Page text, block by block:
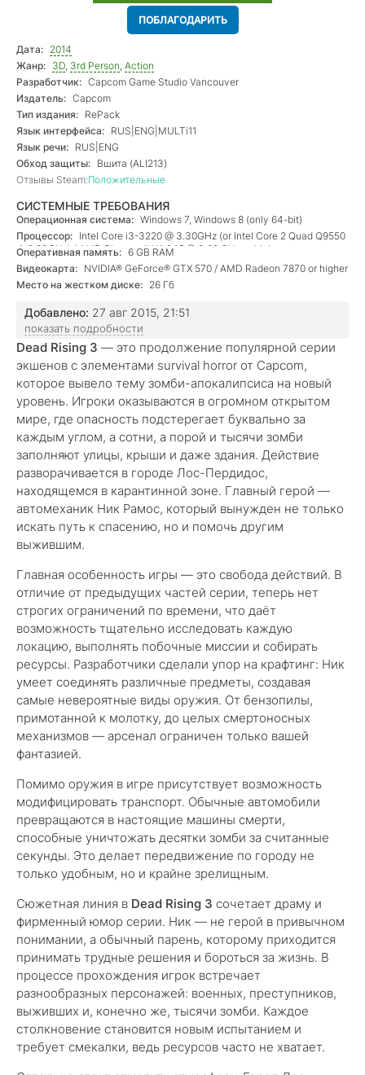
ПОБЛАГОДАРИТЬ
Дата: 2014
Жанр: 3D, 3rd Person, Action
Разработчик: Capcom Game Studio Vancouver
Издатель: Capcom
Тип издания: RePack
Язык интерфейса: RUS|ENG|MULTi11
Язык речи: RUS|ENG
Обход защиты: Вшита (ALI213)
Отзывы Steam:Положительные
СИСТЕМНЫЕ ТРЕБОВАНИЯ
Операционная система: Windows 7, Windows 8 (only 64-bit)
Процессор: Intel Core i3-3220 @ 3.30GHz (or Intel Core 2 Quad Q9550
@ 2.83GHz) / AMD Phenom II X4 945 @ 3.00 GHz or higher
Оперативная память: 6 GB RAM
Видеокарта: NVIDIA® GeForce® GTX 570 / AMD Radeon 7870 or higher
Место на жестком диске: 26 Гб
Добавлено: 27 авг 2015, 21:51
показать подробности
Dead Rising 3 — это продолжение популярной серии
экшенов с элементами survival horror от Capcom,
которое вывело тему зомби-апокалипсиса на новый
уровень. Игроки оказываются в огромном открытом
мире, где опасность подстерегает буквально за
каждым углом, а сотни, а порой и тысячи зомби
заполняют улицы, крыши и даже здания. Действие
разворачивается в городе Лос-Пердидос,
находящемся в карантинной зоне. Главный герой —
автомеханик Ник Рамос, который вынужден не только
искать путь к спасению, но и помочь другим
выжившим.
Главная особенность игры — это свобода действий. В
отличие от предыдущих частей серии, теперь нет
строгих ограничений по времени, что даёт
возможность тщательно исследовать каждую
локацию, выполнять побочные миссии и собирать
ресурсы. Разработчики сделали упор на крафтинг: Ник
умеет соединять различные предметы, создавая
самые невероятные виды оружия. От бензопилы,
примотанной к молотку, до целых смертоносных
механизмов — арсенал ограничен только вашей
фантазией.
Помимо оружия в игре присутствует возможность
модифицировать транспорт. Обычные автомобили
превращаются в настоящие машины смерти,
способные уничтожать десятки зомби за считанные
секунды. Это делает передвижение по городу не
только удобным, но и крайне зрелищным.
Сюжетная линия в Dead Rising 3 сочетает драму и
фирменный юмор серии. Ник — не герой в привычном
понимании, а обычный парень, которому приходится
принимать трудные решения и бороться за жизнь. В
процессе прохождения игрок встречает
разнообразных персонажей: военных, преступников,
выживших и, конечно же, тысячи зомби. Каждое
столкновение становится новым испытанием и
требует смекалки, ведь ресурсов часто не хватает.